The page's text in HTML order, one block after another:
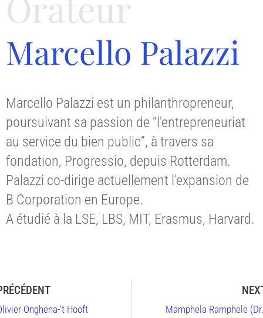
Marcello Palazzi
Marcello Palazzi est un philanthropreneur,
poursuivant sa passion de “l'entrepreneuriat
au service du bien public”, à travers sa
fondation, Progressio, depuis Rotterdam.
Palazzi co-dirige actuellement l'expansion de
B Corporation en Europe.
A étudié à la LSE, LBS, MIT, Erasmus, Harvard.
Onghena-‘t Hooft Mamphela Ramphele